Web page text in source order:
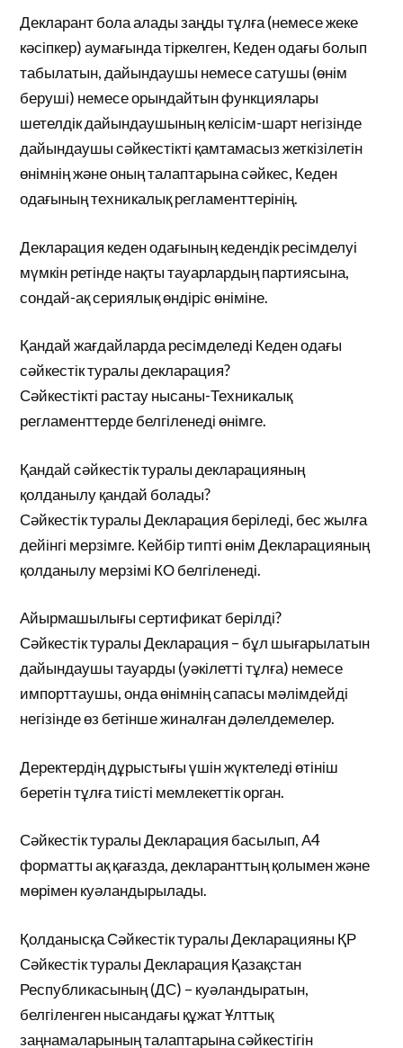
Декларант бола алады заңды тұлға (немесе жеке
кәсіпкер) аумағында тіркелген, Кеден одағы болып
табылатын, дайындаушы немесе сатушы (өнім
беруші) немесе орындайтын функциялары
шетелдік дайындаушының келісім-шарт негізінде
дайындаушы сәйкестікті қамтамасыз жеткізілетін
өнімнің және оның талаптарына сәйкес, Кеден
одағының техникалық регламенттерінің.
Декларация кеден одағының кедендік ресімделуі
мүмкін ретінде нақты тауарлардың партиясына,
сондай-ақ сериялық өндіріс өніміне.
Қандай жағдайларда ресімделеді Кеден одағы
сәйкестік туралы декларация?
Сәйкестікті растау нысаны-Техникалық
регламенттерде белгіленеді өнімге.
Қандай сәйкестік туралы декларацияның
қолданылу қандай болады?
Сәйкестік туралы Декларация беріледі, бес жылға
дейінгі мерзімге. Кейбір типті өнім Декларацияның
қолданылу мерзімі КО белгіленеді.
Айырмашылығы сертификат берілді?
Сәйкестік туралы Декларация – бұл шығарылатын
дайындаушы тауарды (уәкілетті тұлға) немесе
импорттаушы, онда өнімнің сапасы мәлімдейді
негізінде өз бетінше жиналған дәлелдемелер.
Деректердің дұрыстығы үшін жүктеледі өтініш
беретін тұлға тиісті мемлекеттік орган.
Сәйкестік туралы Декларация басылып, А4
форматты ақ қағазда, декларанттың қолымен және
мөрімен куәландырылады.
Қолданысқа Сәйкестік туралы Декларацияны ҚР
Сәйкестік туралы Декларация Қазақстан
Республикасының (ДС) – куәландыратын,
белгіленген нысандағы құжат Ұлттық
заңнамаларының талаптарына сәйкестігін